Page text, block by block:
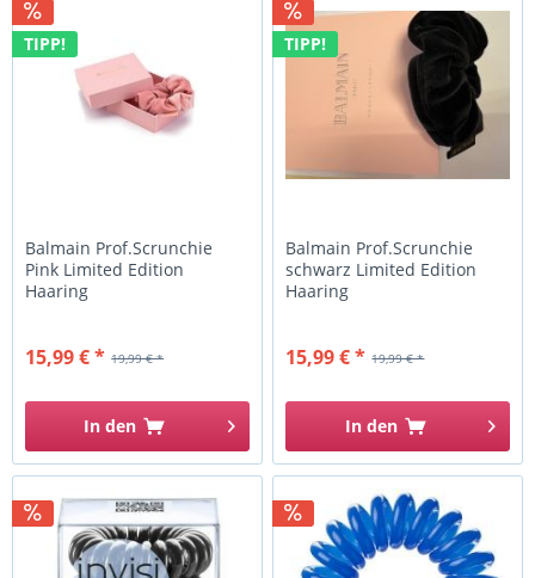
TIPP!
Balmain Prof.Scrunchie
Pink Limited Edition
Haaring
19,99 € *
15,99 € *
In den
TIPP!
Balmain Prof.Scrunchie
schwarz Limited Edition
Haaring
19,99 € *
15,99 € *
In den